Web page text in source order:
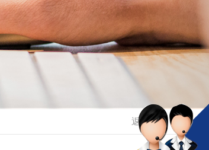
返回